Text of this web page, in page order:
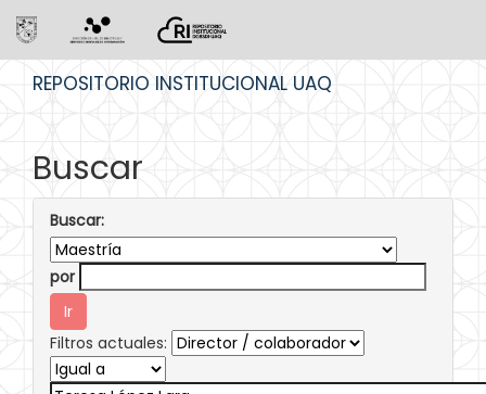
REPOSITORIO INSTITUCIONAL UAQ
Buscar
Buscar:
por
Filtros actuales: